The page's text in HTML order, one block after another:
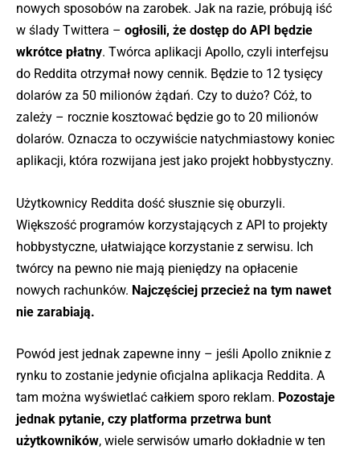
nowych sposobów na zarobek. Jak na razie, próbują iść
w ślady Twittera – ogłosili, że dostęp do API będzie
wkrótce płatny. Twórca aplikacji Apollo, czyli interfejsu
do Reddita otrzymał nowy cennik. Będzie to 12 tysięcy
dolarów za 50 milionów żądań. Czy to dużo? Cóż, to
zależy – rocznie kosztować będzie go to 20 milionów
dolarów. Oznacza to oczywiście natychmiastowy koniec
aplikacji, która rozwijana jest jako projekt hobbystyczny.
Użytkownicy Reddita dość słusznie się oburzyli.
Większość programów korzystających z API to projekty
hobbystyczne, ułatwiające korzystanie z serwisu. Ich
twórcy na pewno nie mają pieniędzy na opłacenie
nowych rachunków. Najczęściej przecież na tym nawet
nie zarabiają.
Powód jest jednak zapewne inny – jeśli Apollo zniknie z
rynku to zostanie jedynie oficjalna aplikacja Reddita. A
tam można wyświetlać całkiem sporo reklam. Pozostaje
jednak pytanie, czy platforma przetrwa bunt
użytkowników, wiele serwisów umarło dokładnie w ten